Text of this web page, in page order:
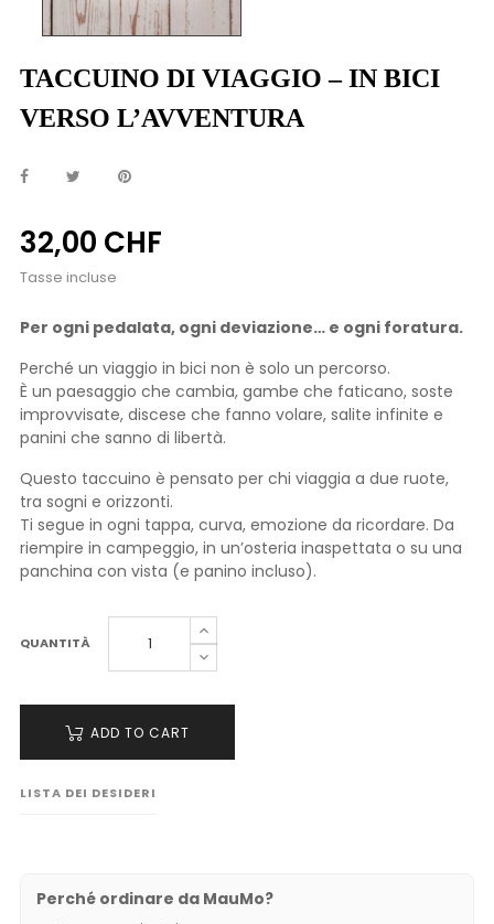
TACCUINO DI VIAGGIO – IN BICI
VERSO L’AVVENTURA
32,00 CHF
Tasse incluse
Per ogni pedalata, ogni deviazione… e ogni foratura.
Perché un viaggio in bici non è solo un percorso.
È un paesaggio che cambia, gambe che faticano, soste
improvvisate, discese che fanno volare, salite infinite e
panini che sanno di libertà.
Questo taccuino è pensato per chi viaggia a due ruote,
tra sogni e orizzonti.
Ti segue in ogni tappa, curva, emozione da ricordare. Da
riempire in campeggio, in un’osteria inaspettata o su una
panchina con vista (e panino incluso).
QUANTITÀ
ADD TO CART
LISTA DEI DESIDERI
Perché ordinare da MauMo?